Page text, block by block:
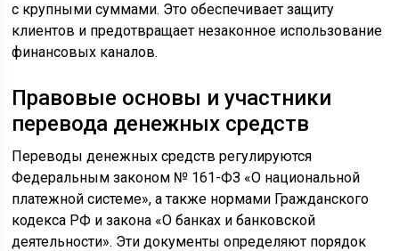
с крупными суммами. Это обеспечивает защиту
клиентов и предотвращает незаконное использование
финансовых каналов.
Правовые основы и участники
перевода денежных средств
Переводы денежных средств регулируются
Федеральным законом № 161-ФЗ «О национальной
платежной системе», а также нормами Гражданского
кодекса РФ и закона «О банках и банковской
деятельности». Эти документы определяют порядок